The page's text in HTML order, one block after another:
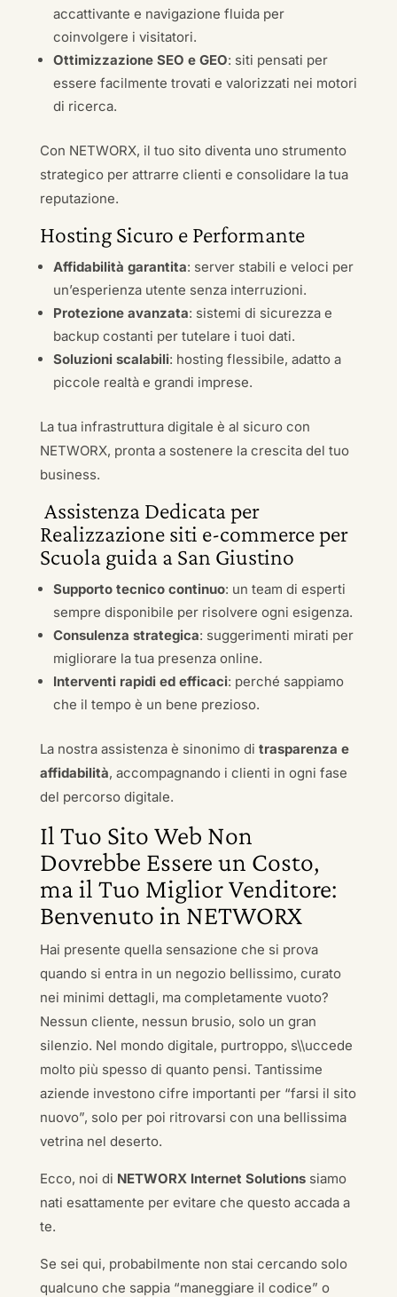
accattivante e navigazione fluida per
coinvolgere i visitatori.
Ottimizzazione SEO e GEO: siti pensati per
essere facilmente trovati e valorizzati nei motori
di ricerca.
Con NETWORX, il tuo sito diventa uno strumento
strategico per attrarre clienti e consolidare la tua
reputazione.
Hosting Sicuro e Performante
Affidabilità garantita: server stabili e veloci per
un’esperienza utente senza interruzioni.
Protezione avanzata: sistemi di sicurezza e
backup costanti per tutelare i tuoi dati.
Soluzioni scalabili: hosting flessibile, adatto a
piccole realtà e grandi imprese.
La tua infrastruttura digitale è al sicuro con
NETWORX, pronta a sostenere la crescita del tuo
business.
Assistenza Dedicata per
Realizzazione siti e-commerce per
Scuola guida a San Giustino
Supporto tecnico continuo: un team di esperti
sempre disponibile per risolvere ogni esigenza.
Consulenza strategica: suggerimenti mirati per
migliorare la tua presenza online.
Interventi rapidi ed efficaci: perché sappiamo
che il tempo è un bene prezioso.
La nostra assistenza è sinonimo di trasparenza e
affidabilità, accompagnando i clienti in ogni fase
del percorso digitale.
Il Tuo Sito Web Non
Dovrebbe Essere un Costo,
ma il Tuo Miglior Venditore:
Benvenuto in NETWORX
Hai presente quella sensazione che si prova
quando si entra in un negozio bellissimo, curato
nei minimi dettagli, ma completamente vuoto?
Nessun cliente, nessun brusio, solo un gran
silenzio. Nel mondo digitale, purtroppo, s\\uccede
molto più spesso di quanto pensi. Tantissime
aziende investono cifre importanti per “farsi il sito
nuovo”, solo per poi ritrovarsi con una bellissima
vetrina nel deserto.
Ecco, noi di NETWORX Internet Solutionssiamo
nati esattamente per evitare che questo accada a
te.
Se sei qui, probabilmente non stai cercando solo
qualcuno che sappia “maneggiare il codice” o